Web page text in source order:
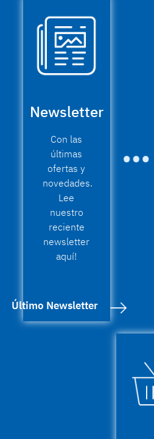
Newsletter
Con las
últimas
ofertas y
novedades.
Lee
nuestro
reciente
newsletter
aquí!
Último Newsletter